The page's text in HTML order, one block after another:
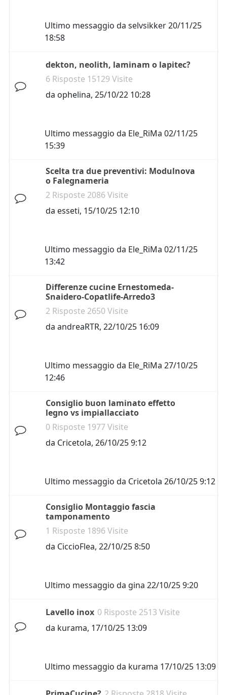
Ultimo messaggio da selvsikker20/11/25
18:58
dekton, neolith, laminam o lapitec?
6 Risposte 15129 Visite
da ophelina, 25/10/22 10:28
Ultimo messaggio da Ele_RiMa 02/11/25
15:39
Scelta tra due preventivi: Modulnova
o Falegnameria
2 Risposte 2086 Visite
da esseti, 15/10/25 12:10
Ultimo messaggio da Ele_RiMa 02/11/25
13:42
Differenze cucine Ernestomeda-
Snaidero-Copatlife-Arredo3
2 Risposte 2650 Visite
da andreaRTR, 22/10/25 16:09
Ultimo messaggio da Ele_RiMa 27/10/25
12:46
Consiglio buon laminato effetto
legno vs impiallacciato
0 Risposte 1977 Visite
da Cricetola, 26/10/25 9:12
Ultimo messaggio da Cricetola 26/10/25 9:12
Consiglio Montaggio fascia
tamponamento
1 Risposte 1896 Visite
da CiccioFlea, 22/10/25 8:50
Ultimo messaggio da gina 22/10/25 9:20
Lavello inox 0 Risposte 2513 Visite
da kurama, 17/10/25 13:09
Ultimo messaggio da kurama 17/10/25 13:09